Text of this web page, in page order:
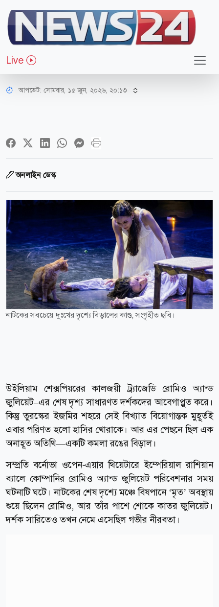
Live
বিনোদন
নাটকের সবচেয়ে দুঃখের দৃশ্যে বিড়ালের
কাণ্ড, হাসিতে কাঁপলো বিশ্ব!
আপডেট: সোমবার, ১৫ জুন, ২০২৬, ২০:১৩
অনলাইন ডেস্ক
নাটকের সবচেয়ে দুঃখের দৃশ্যে বিড়ালের কাণ্ড, সংগৃহীত ছবি।
উইলিয়াম শেক্সপিয়রের কালজয়ী ট্র্যাজেডি রোমিও অ্যান্ড
জুলিয়েট–এর শেষ দৃশ্য সাধারণত দর্শকদের আবেগাপ্লুত করে।
কিন্তু তুরস্কের ইজমির শহরে সেই বিখ্যাত বিয়োগান্তক মুহূর্তই
এবার পরিণত হলো হাসির খোরাকে। আর এর পেছনে ছিল এক
অনাহূত অতিথি—একটি কমলা রঙের বিড়াল।
সম্প্রতি বর্নোভা ওপেন-এয়ার থিয়েটারে ইম্পেরিয়াল রাশিয়ান
ব্যালে কোম্পানির রোমিও অ্যান্ড জুলিয়েট পরিবেশনার সময়
ঘটনাটি ঘটে। নাটকের শেষ দৃশ্যে মঞ্চে বিষপানে ‘মৃত’ অবস্থায়
শুয়ে ছিলেন রোমিও, আর তাঁর পাশে শোকে কাতর জুলিয়েট।
দর্শক সারিতেও তখন নেমে এসেছিল গভীর নীরবতা।